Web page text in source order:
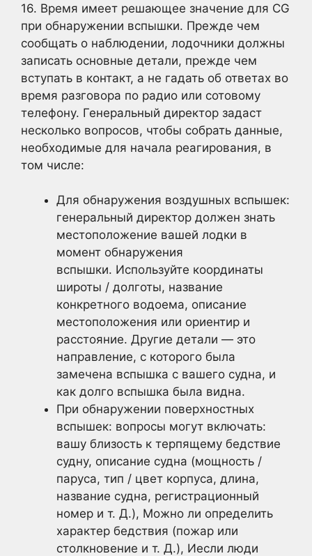
16. Время имеет решающее значение для CG
при обнаружении вспышки. Прежде чем
сообщать о наблюдении, лодочники должны
записать основные детали, прежде чем
вступать в контакт, а не гадать об ответах во
время разговора по радио или сотовому
телефону. Генеральный директор задаст
несколько вопросов, чтобы собрать данные,
необходимые для начала реагирования, в
том числе:
Для обнаружения воздушных вспышек:
генеральный директор должен знать
местоположение вашей лодки в
момент обнаружения
вспышки. Используйте координаты
широты / долготы, название
конкретного водоема, описание
местоположения или ориентир и
расстояние. Другие детали — это
направление, с которого была
замечена вспышка с вашего судна, и
как долго вспышка была видна.
При обнаружении поверхностных
вспышек: вопросы могут включать:
вашу близость к терпящему бедствие
судну, описание судна (мощность /
паруса, тип / цвет корпуса, длина,
название судна, регистрационный
номер и т. Д.), Можно ли определить
характер бедствия (пожар или
столкновение и т. Д.), Иесли люди